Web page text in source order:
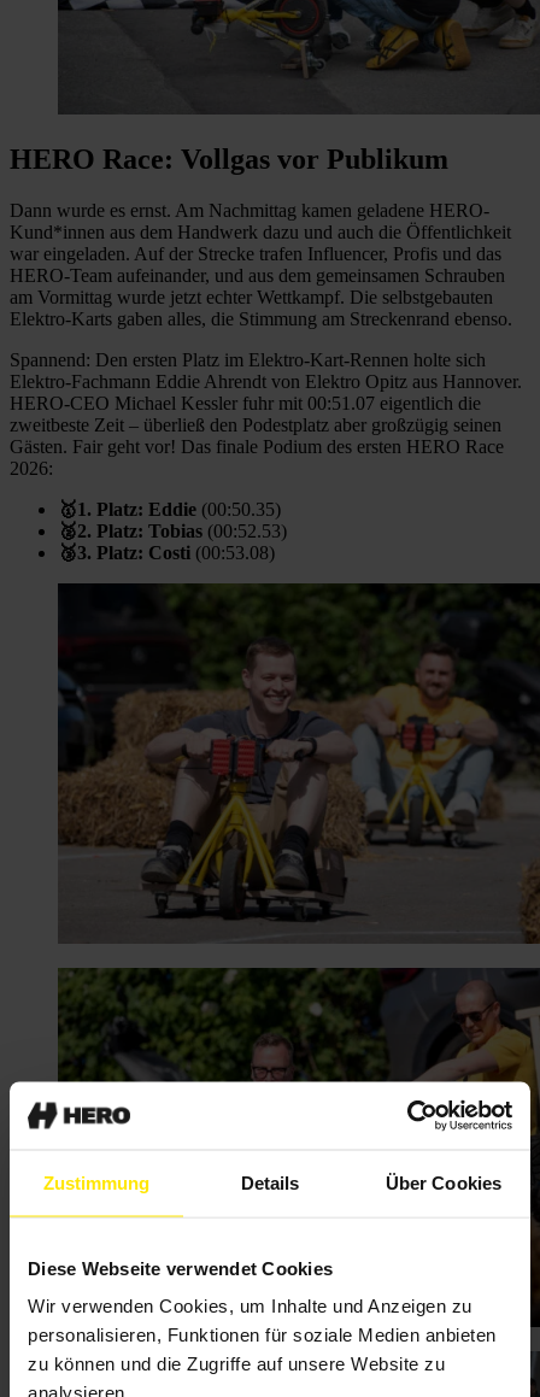
Zustimmung Details Über Cookies
Diese Webseite verwendet Cookies
Wir verwenden Cookies, um Inhalte und Anzeigen zu
personalisieren, Funktionen für soziale Medien anbieten
zu können und die Zugriffe auf unsere Website zu
analysieren.
HERO Race: Vollgas vor Publikum
Dann wurde es ernst. Am Nachmittag kamen geladene HERO-
Kund*innen aus dem Handwerk dazu und auch die Öffentlichkeit
war eingeladen. Auf der Strecke trafen Influencer, Profis und das
HERO-Team aufeinander, und aus dem gemeinsamen Schrauben
am Vormittag wurde jetzt echter Wettkampf. Die selbstgebauten
Elektro-Karts gaben alles, die Stimmung am Streckenrand ebenso.
Spannend: Den ersten Platz im Elektro-Kart-Rennen holte sich
Elektro-Fachmann Eddie Ahrendt von Elektro Opitz aus Hannover.
HERO-CEO Michael Kessler fuhr mit 00:51.07 eigentlich die
zweitbeste Zeit – überließ den Podestplatz aber großzügig seinen
Gästen. Fair geht vor! Das finale Podium des ersten HERO Race
2026:
🥇1. Platz: Eddie (00:50.35)
🥈2. Platz: Tobias (00:52.53)
🥉3. Platz: Costi (00:53.08)